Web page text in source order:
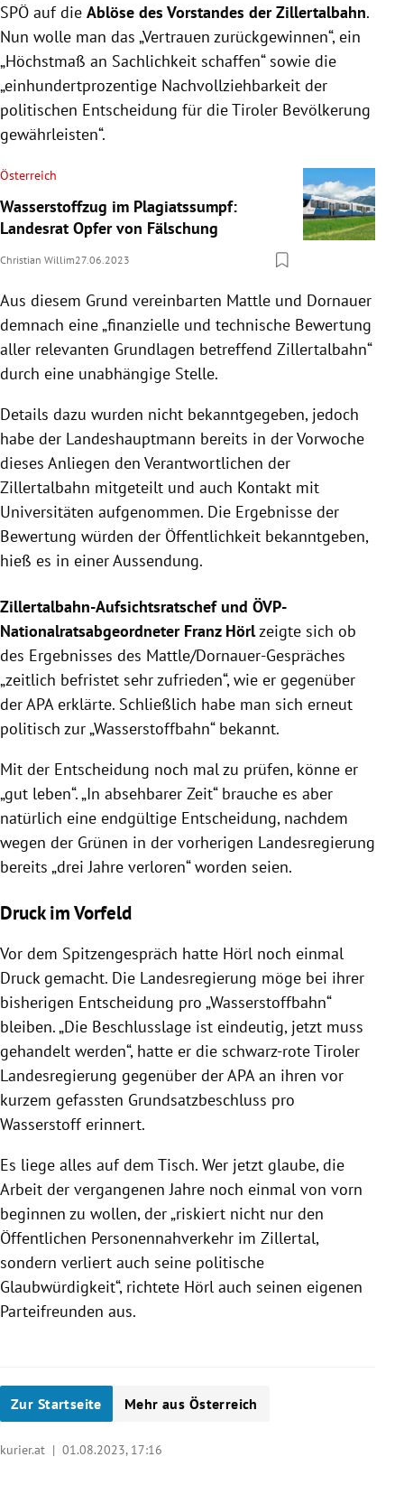
SPÖ auf die Ablöse des Vorstandes der Zillertalbahn.
Nun wolle man das „Vertrauen zurückgewinnen“, ein
„Höchstmaß an Sachlichkeit schaffen“ sowie die
„einhundertprozentige Nachvollziehbarkeit der
politischen Entscheidung für die Tiroler Bevölkerung
gewährleisten“.
Österreich
Wasserstoffzug im Plagiatssumpf:
Landesrat Opfer von Fälschung
Christian Willim27.06.2023
Aus diesem Grund vereinbarten Mattle und Dornauer
demnach eine „finanzielle und technische Bewertung
aller relevanten Grundlagen betreffend Zillertalbahn“
durch eine unabhängige Stelle.
Details dazu wurden nicht bekanntgegeben, jedoch
habe der Landeshauptmann bereits in der Vorwoche
dieses Anliegen den Verantwortlichen der
Zillertalbahn mitgeteilt und auch Kontakt mit
Universitäten aufgenommen. Die Ergebnisse der
Bewertung würden der Öffentlichkeit bekanntgeben,
hieß es in einer Aussendung.
Zillertalbahn-Aufsichtsratschef und ÖVP-
Nationalratsabgeordneter Franz Hörlzeigte sich ob
des Ergebnisses des Mattle/Dornauer-Gespräches
„zeitlich befristet sehr zufrieden“, wie er gegenüber
der APA erklärte. Schließlich habe man sich erneut
politisch zur „Wasserstoffbahn“ bekannt.
Mit der Entscheidung noch mal zu prüfen, könne er
„gut leben“. „In absehbarer Zeit“ brauche es aber
natürlich eine endgültige Entscheidung, nachdem
wegen der Grünen in der vorherigen Landesregierung
bereits „drei Jahre verloren“ worden seien.
Druck im Vorfeld
Vor dem Spitzengespräch hatte Hörl noch einmal
Druck gemacht. Die Landesregierung möge bei ihrer
bisherigen Entscheidung pro „Wasserstoffbahn“
bleiben. „Die Beschlusslage ist eindeutig, jetzt muss
gehandelt werden“, hatte er die schwarz-rote Tiroler
Landesregierung gegenüber der APA an ihren vor
kurzem gefassten Grundsatzbeschluss pro
Wasserstoff erinnert.
Es liege alles auf dem Tisch. Wer jetzt glaube, die
Arbeit der vergangenen Jahre noch einmal von vorn
beginnen zu wollen, der „riskiert nicht nur den
Öffentlichen Personennahverkehr im Zillertal,
sondern verliert auch seine politische
Glaubwürdigkeit“, richtete Hörl auch seinen eigenen
Parteifreunden aus.
Zur Startseite Mehr aus Österreich
kurier.at | 01.08.2023, 17:16